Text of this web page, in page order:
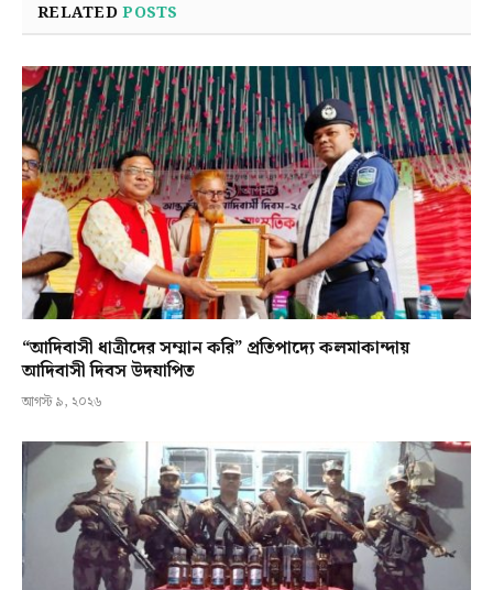
RELATEDPOSTS
“আদিবাসী ধাত্রীদের সম্মান করি” প্রতিপাদ্যে কলমাকান্দায়
আদিবাসী দিবস উদযাপিত
আগস্ট ৯, ২০২৬